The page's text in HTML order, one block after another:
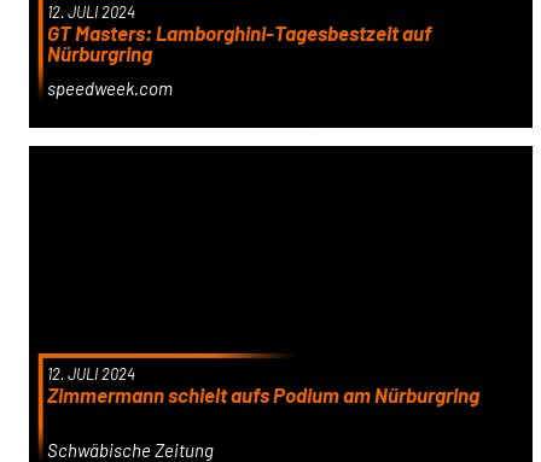
12. JULI 2024
GT Masters: Lamborghini-Tagesbestzeit auf
Nürburgring
speedweek.com
12. JULI 2024
Zimmermann schielt aufs Podium am Nürburgring
Schwäbische Zeitung